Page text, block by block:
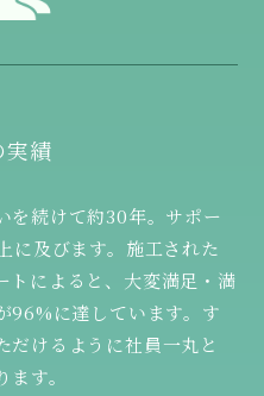
実績
を続けて約30年。サポー
に及びます。施工された
トによると、大変満足・満
96%に達しています。す
だけるように社員一丸と
す。